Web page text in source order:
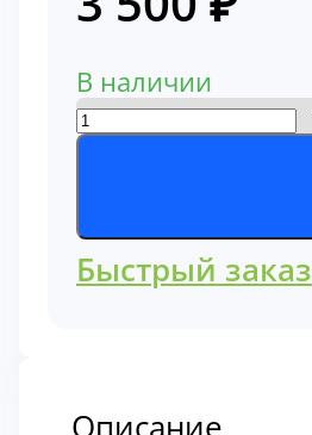
В наличии
Количество
товара
Komatsu
(6610-
11-
Быстрый заказ